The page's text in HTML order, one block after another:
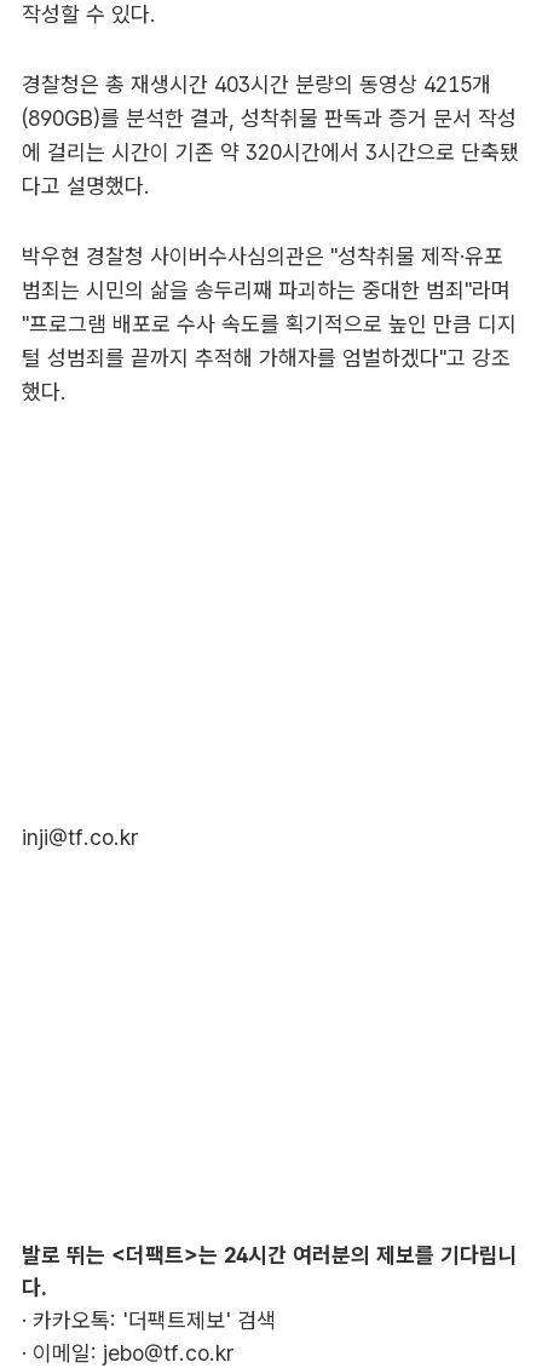
작성할 수 있다.
경찰청은 총 재생시간 403시간 분량의 동영상 4215개
(890GB)를 분석한 결과, 성착취물 판독과 증거 문서 작성
에 걸리는 시간이 기존 약 320시간에서 3시간으로 단축됐
다고 설명했다.
박우현 경찰청 사이버수사심의관은 "성착취물 제작·유포
범죄는 시민의 삶을 송두리째 파괴하는 중대한 범죄"라며
"프로그램 배포로 수사 속도를 획기적으로 높인 만큼 디지
털 성범죄를 끝까지 추적해 가해자를 엄벌하겠다"고 강조
했다.
inji@tf.co.kr
발로 뛰는 <더팩트>는 24시간 여러분의 제보를 기다립니
다.
· 카카오톡: '더팩트제보' 검색
· 이메일: jebo@tf.co.kr